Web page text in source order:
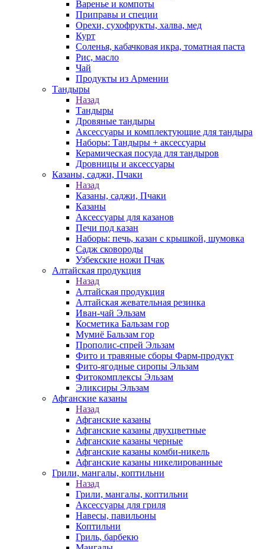
Варенье и компоты
Приправы и специи
Орехи, сухофрукты, халва, мед
Курт
Соленья, кабачковая икра, томатная паста
Рис, масло
Чай
Продукты из Армении
Тандыры
Назад
Тандыры
Дровяные тандыры
Аксессуары и комплектующие для тандыра
Наборы: Тандыры + аксессуары
Керамическая посуда для тандыров
Дровницы и аксессуары
Казаны, саджи, Пчаки
Назад
Казаны, саджи, Пчаки
Казаны
Аксессуары для казанов
Печи под казан
Наборы: печь, казан с крышкой, шумовка
Садж сковороды
Узбекские ножи Пчак
Алтайская продукция
Назад
Алтайская продукция
Алтайская жевательная резинка
Иван-чай Эльзам
Косметика Бальзам гор
Мумиё Бальзам гор
Прополис-спрей Эльзам
Фито и травяные сборы Фарм-продукт
Фито-ягодные сиропы Эльзам
Фитокомплексы Эльзам
Эликсиры Эльзам
Афганские казаны
Назад
Афганские казаны
Афганские казаны двухцветные
Афганские казаны черные
Афганские казаны комби-никель
Афганские казаны никелированные
Грили, мангалы, коптильни
Назад
Грили, мангалы, коптильни
Аксессуары для гриля
Навесы, павильоны
Коптильни
Гриль, барбекю